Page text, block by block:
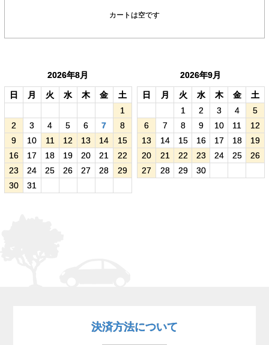
カートは空です
2026年8月
日 月 火 水 木 金
土
1
2
3 4 5 6 7
8
9
10 11 12 13 14
15
16
17 18 19 20 21
22
23
24 25 26 27 28
29
30
31
2026年9月
日 月 火 水 木 金
土
1
2 3 4
5
6
7 8 9 10 11
12
13
14 15 16 17 18
19
20
21 22 23 24 25
26
27
28 29 30
決済方法について